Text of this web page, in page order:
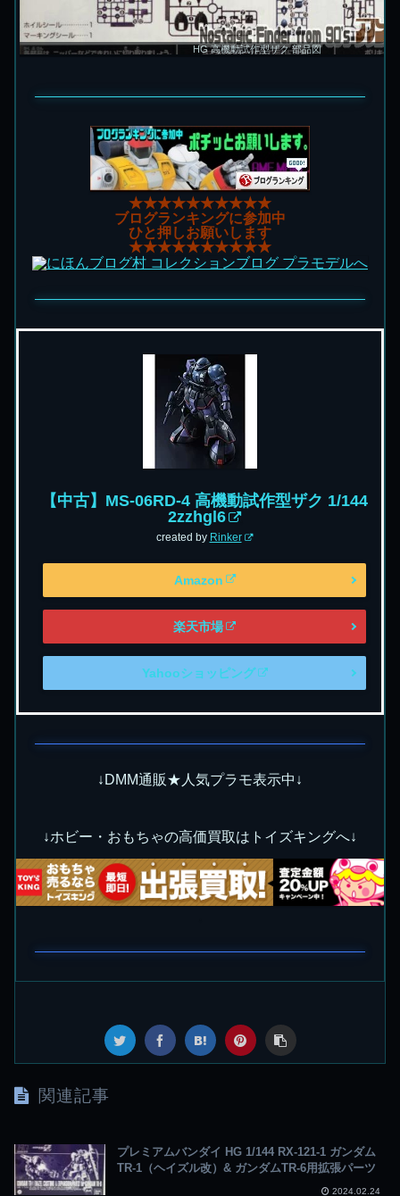
HG 高機動試作型ザク 部品図
★★★★★★★★★★
ブログランキングに参加中
ひと押しお願いします
★★★★★★★★★★
【中古】MS-06RD-4 高機動試作型ザク 1/144
2zzhgl6
created by Rinker
Amazon
楽天市場
Yahooショッピング
↓DMM通販★人気プラモ表示中↓
↓ホビー・おもちゃの高価買取はトイズキングへ↓
関連記事
プレミアムバンダイ HG 1/144 RX-121-1 ガンダム
TR-1（ヘイズル改）& ガンダムTR-6用拡張パーツ
2024.02.24